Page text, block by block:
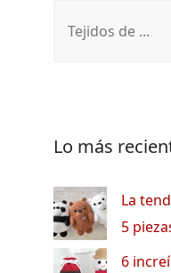
Lo más
La
5
6